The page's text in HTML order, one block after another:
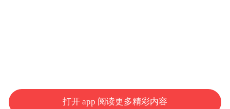
打开 app 阅读更多精彩内容